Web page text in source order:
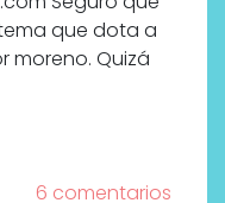
que dota a
moreno. Quizá
6 comentarios